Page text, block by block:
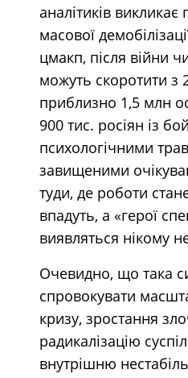
аналітиків викликає
масової
цмакп, після війни
можуть скоротити з
приблизно 1,5 млн
900 тис. росіян із
психологічними
завищеними
туди, де роботи
впадуть, а «герої
виявляться нікому
Очевидно, що така
спровокувати
кризу, зростання
радикалізацію
внутрішню